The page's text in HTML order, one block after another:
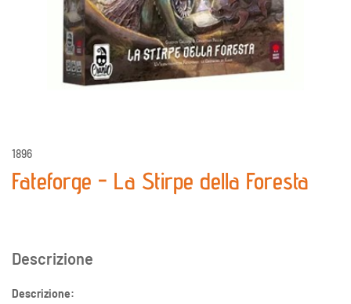
1896
Fateforge - La Stirpe della Foresta
Descrizione
Descrizione: